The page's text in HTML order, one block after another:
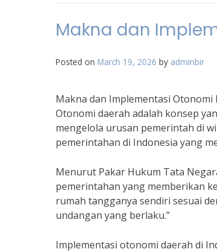
Makna dan
Posted on March 19, 2026 by adminbir
Makna dan Implementasi
Otonomi daerah adalah konsep
mengelola urusan pemerintah di
pemerintahan di Indonesia yang
Menurut Pakar Hukum Tata
pemerintahan yang memberikan
rumah tangganya sendiri sesuai
undangan yang berlaku.”
Implementasi otonomi daerah di